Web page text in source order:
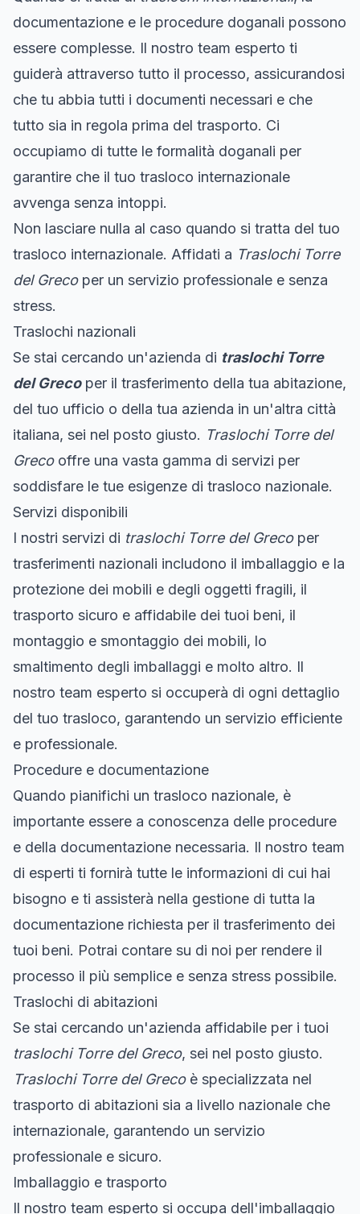
documentazione e le procedure doganali possono
essere complesse. Il nostro team esperto ti
guiderà attraverso tutto il processo, assicurandosi
che tu abbia tutti i documenti necessari e che
tutto sia in regola prima del trasporto. Ci
occupiamo di tutte le formalità doganali per
garantire che il tuo trasloco internazionale
avvenga senza intoppi.
Non lasciare nulla al caso quando si tratta del tuo
trasloco internazionale. Affidati a Traslochi Torre
del Grecoper un servizio professionale e senza
stress.
Traslochi nazionali
Se stai cercando un'azienda di traslochi Torre
del Grecoper il trasferimento della tua abitazione,
del tuo ufficio o della tua azienda in un'altra città
italiana, sei nel posto giusto. Traslochi Torre del
Grecooffre una vasta gamma di servizi per
soddisfare le tue esigenze di trasloco nazionale.
Servizi disponibili
I nostri servizi di traslochi Torre del Grecoper
trasferimenti nazionali includono il imballaggio e la
protezione dei mobili e degli oggetti fragili, il
trasporto sicuro e affidabile dei tuoi beni, il
montaggio e smontaggio dei mobili, lo
smaltimento degli imballaggi e molto altro. Il
nostro team esperto si occuperà di ogni dettaglio
del tuo trasloco, garantendo un servizio efficiente
e professionale.
Procedure e documentazione
Quando pianifichi un trasloco nazionale, è
importante essere a conoscenza delle procedure
e della documentazione necessaria. Il nostro team
di esperti ti fornirà tutte le informazioni di cui hai
bisogno e ti assisterà nella gestione di tutta la
documentazione richiesta per il trasferimento dei
tuoi beni. Potrai contare su di noi per rendere il
processo il più semplice e senza stress possibile.
Traslochi di abitazioni
Se stai cercando un'azienda affidabile per i tuoi
traslochi Torre del Greco, sei nel posto giusto.
Traslochi Torre del Grecoè specializzata nel
trasporto di abitazioni sia a livello nazionale che
internazionale, garantendo un servizio
professionale e sicuro.
Imballaggio e trasporto
Il nostro team esperto si occupa dell'imballaggio